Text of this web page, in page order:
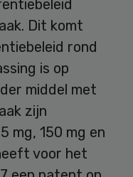
Dit komt
rond
is op
middel met
zijn
mg, 150 mg en
voor het